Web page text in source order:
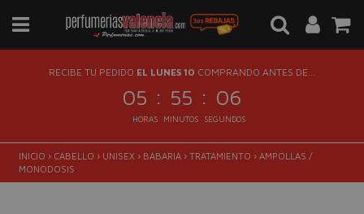
RECIBE TU PEDIDO EL LUNES 10 COMPRANDO ANTES DE...
05 : 55 : 05
HORAS MINUTOS SEGUNDOS
INICIO › CABELLO › UNISEX › BABARIA › TRATAMIENTO › AMPOLLAS /
MONODOSIS